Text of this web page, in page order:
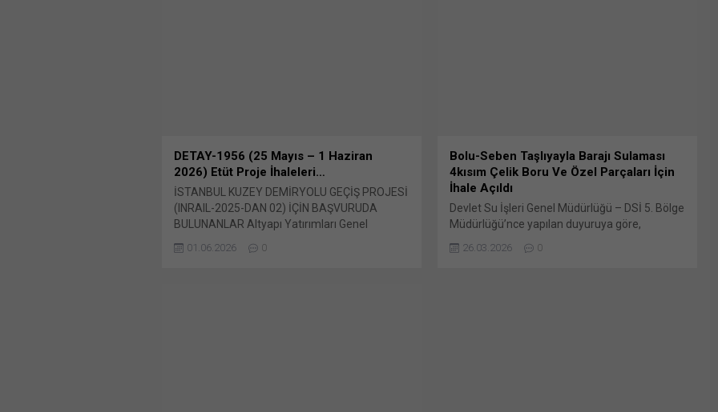
DETAY-1956 (25 Mayıs – 1 Haziran
2026) Etüt Proje İhaleleri…
İSTANBUL KUZEY DEMİRYOLU GEÇİŞ PROJESİ
(INRAIL-2025-DAN 02) İÇİN BAŞVURUDA
BULUNANLAR Altyapı Yatırımları Genel
Geçişi Projesi kapsamında AYGM-INRAIL-
01.06.2026 0
Bolu-Seben Taşlıyayla Barajı Sulaması
4kısım Çelik Boru Ve Özel Parçaları İçin
İhale Açıldı
Devlet Su İşleri Genel Müdürlüğü – DSİ 5. Bölge
Müdürlüğü’nce yapılan duyuruya göre,
Bolu-Seben Taşlıyayla Barajı Sulaması
26.03.2026 0